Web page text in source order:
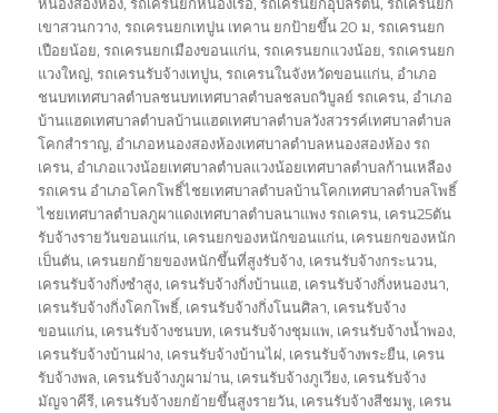
เขาสวนกวาง,รถเครนยกเทปูน เทคาน ยกป้ายขึ้น 20 ม,รถเครนยก
เปือยน้อย,รถเครนยกเมืองขอนแก่น,รถเครนยกแวงน้อย,รถเครนยก
แวงใหญ่,รถเครนรับจ้างเทปูน,รถเครนในจังหวัดขอนแก่น, อำเภอ
ชนบทเทศบาลตำบลชนบทเทศบาลตำบลชลบถวิบูลย์ รถเครน, อำเภอ
บ้านแฮดเทศบาลตำบลบ้านแฮดเทศบาลตำบลวังสวรรค์เทศบาลตำบล
โคกสำราญ, อำเภอหนองสองห้องเทศบาลตำบลหนองสองห้อง รถ
เครน, อำเภอแวงน้อยเทศบาลตำบลแวงน้อยเทศบาลตำบลก้านเหลือง
รถเครน อำเภอโคกโพธิ์ไชยเทศบาลตำบลบ้านโคกเทศบาลตำบลโพธิ์
ไชยเทศบาลตำบลภูผาแดงเทศบาลตำบลนาแพง รถเครน, เครน25ตัน
รับจ้างรายวันขอนแก่น, เครนยกของหนักขอนแก่น, เครนยกของหนัก
เป็นตัน, เครนยกย้ายของหนักขึ้นที่สูงรับจ้าง, เครนรับจ้างกระนวน,
เครนรับจ้างกิ่งซำสูง, เครนรับจ้างกิ่งบ้านแฮ, เครนรับจ้างกิ่งหนองนา,
เครนรับจ้างกิ่งโคกโพธิ์, เครนรับจ้างกิ่งโนนศิลา, เครนรับจ้าง
ขอนแก่น, เครนรับจ้างชนบท, เครนรับจ้างชุมแพ, เครนรับจ้างน้ำพอง,
เครนรับจ้างบ้านฝาง, เครนรับจ้างบ้านไผ่, เครนรับจ้างพระยืน, เครน
รับจ้างพล, เครนรับจ้างภูผาม่าน, เครนรับจ้างภูเวียง, เครนรับจ้าง
มัญจาคีรี, เครนรับจ้างยกย้ายขึ้นสูงรายวัน, เครนรับจ้างสีชมพู, เครน